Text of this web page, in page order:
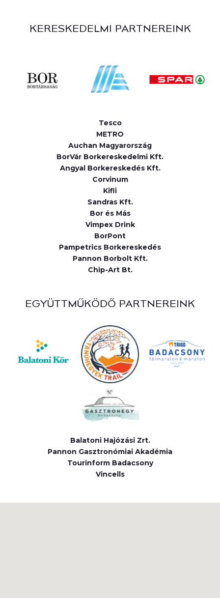
KERESKEDELMI PARTNEREINK
Tesco
METRO
Auchan Magyarország
BorVár Borkereskedelmi Kft.
Angyal Borkereskedés Kft.
Corvinum
Kifli
Sandras Kft.
Bor és Más
Vimpex Drink
BorPont
Pampetrics Borkereskedés
Pannon Borbolt Kft.
Chip-Art Bt.
EGYÜTTMŰKÖDŐ PARTNEREINK
Balatoni Hajózási Zrt.
Pannon Gasztronómiai Akadémia
Tourinform Badacsony
Vincells